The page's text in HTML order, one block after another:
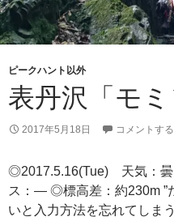
ピークハント以外
表丹沢「モミ
2017年5月18日 コメントする
◎2017.5.16(Tue) 天気：
ス：— ◎標高差：約230m ”
いと入力方法を忘れてしま